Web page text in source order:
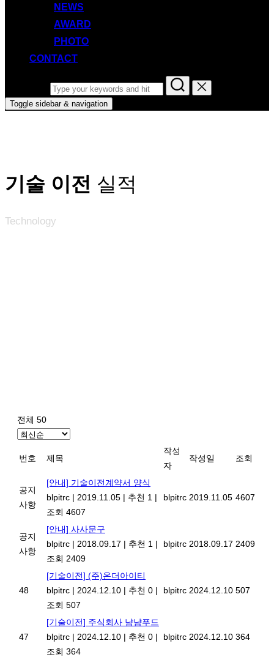
NEWS
AWARD
PHOTO
CONTACT
Toggle sidebar & navigation
기술 이전 실적
Technology
전체 50
번호 제목
작성
자
작성일 조회
공지
사항
[안내] 기술이전계약서 양식
blpitrc | 2019.11.05 | 추천 1 |
조회 4607
blpitrc 2019.11.05 4607
공지
사항
[안내] 사사문구
blpitrc | 2018.09.17 | 추천 1 |
조회 2409
blpitrc 2018.09.17 2409
48
[기술이전] (주)온더아이티
blpitrc | 2024.12.10 | 추천 0 |
조회 507
blpitrc 2024.12.10 507
47
[기술이전] 주식회사 냠냠푸드
blpitrc | 2024.12.10 | 추천 0 |
조회 364
blpitrc 2024.12.10 364